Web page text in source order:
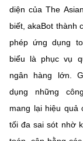
Điều khoản sử dụng
Cơ quan chủ quản:
Chịu trách nhiệm
Giám đốc Trung
Liên hệ
Địa chỉ: Ban Biên
Email:
diện của The
biết, akaBot thành
phép ứng dụng
biểu là phục vụ
ngân hàng lớn.
dụng những
mang lại hiệu quả
tối đa sai sót nhờ